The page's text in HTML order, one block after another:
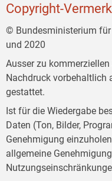
Copyright-Vermerk
© Bundesministerium
und 2020
Ausser zu
Nachdruck vorbehaltlich
gestattet.
Ist für die Wiedergabe
Daten (Ton, Bilder,
Genehmigung
allgemeine